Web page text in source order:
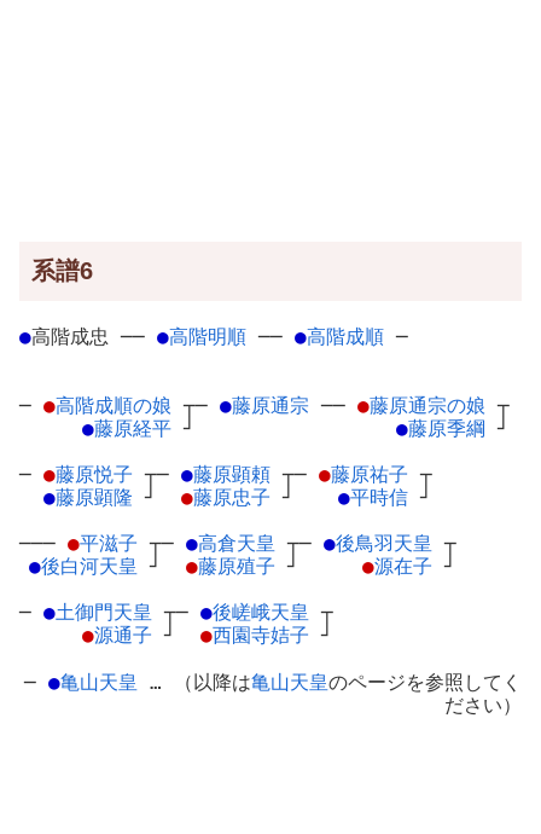
系譜6
●高階成忠 ── ●高階明順 ── ●高階成順 ─
─ ●高階成順の娘 ┬
●藤原経平 ┘
─ ●藤原通宗 ── ●藤原通宗の娘 ┬
●藤原季綱 ┘
─ ●藤原悦子 ┬
●藤原顕隆 ┘
─ ●藤原顕頼 ┬
●藤原忠子 ┘
─ ●藤原祐子 ┬
●平時信 ┘
─── ●平滋子 ┬
●後白河天皇 ┘
─ ●高倉天皇 ┬
●藤原殖子 ┘
─ ●後鳥羽天皇 ┬
●源在子 ┘
─ ●土御門天皇 ┬
●源通子 ┘
─ ●後嵯峨天皇 ┬
●西園寺姞子 ┘
─ ●亀山天皇 … （以降は亀山天皇のページを参照してく
ださい）